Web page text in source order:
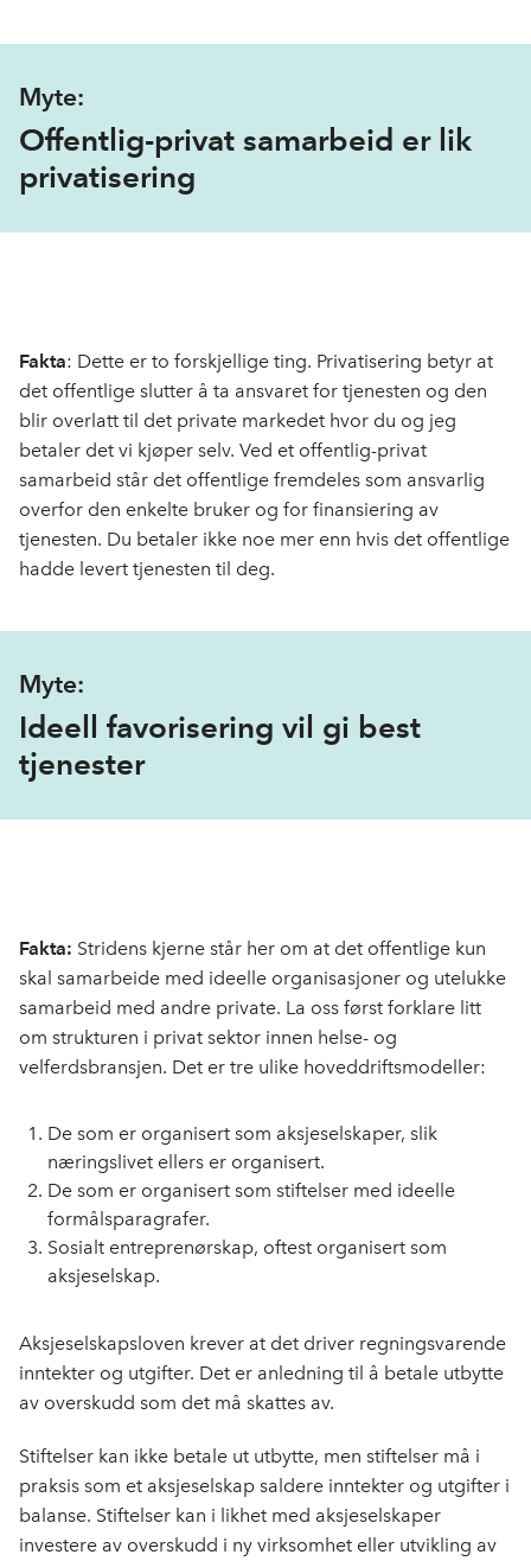
Myte:
Offentlig-privat samarbeid er lik
privatisering
Fakta: Dette er to forskjellige ting. Privatisering betyr at
det offentlige slutter å ta ansvaret for tjenesten og den
blir overlatt til det private markedet hvor du og jeg
betaler det vi kjøper selv. Ved et offentlig-privat
samarbeid står det offentlige fremdeles som ansvarlig
overfor den enkelte bruker og for finansiering av
tjenesten. Du betaler ikke noe mer enn hvis det offentlige
hadde levert tjenesten til deg.
Myte:
Ideell favorisering vil gi best
tjenester
Fakta: Stridens kjerne står her om at det offentlige kun
skal samarbeide med ideelle organisasjoner og utelukke
samarbeid med andre private. La oss først forklare litt
om strukturen i privat sektor innen helse- og
velferdsbransjen. Det er tre ulike hoveddriftsmodeller:
De som er organisert som aksjeselskaper, slik
næringslivet ellers er organisert.
De som er organisert som stiftelser med ideelle
formålsparagrafer.
Sosialt entreprenørskap, oftest organisert som
aksjeselskap.
Aksjeselskapsloven krever at det driver regningsvarende
inntekter og utgifter. Det er anledning til å betale utbytte
av overskudd som det må skattes av.
Stiftelser kan ikke betale ut utbytte, men stiftelser må i
praksis som et aksjeselskap saldere inntekter og utgifter i
balanse. Stiftelser kan i likhet med aksjeselskaper
investere av overskudd i ny virksomhet eller utvikling av